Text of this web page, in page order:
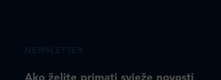
NEWSLETTER